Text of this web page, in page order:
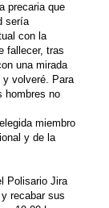
precaria que
sería
con la
fallecer, tras
una mirada
y volveré. Para
hombres no
miembro
y de la
Polisario Jira
recabar sus